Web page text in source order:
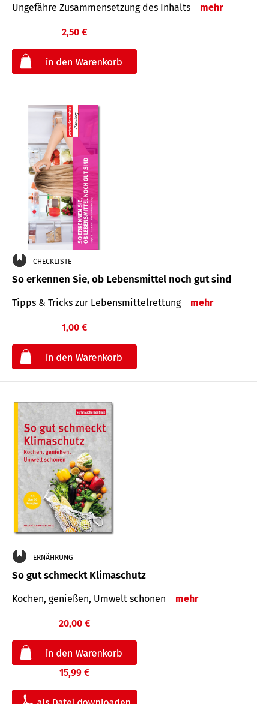
Ungefähre Zusammensetzung des Inhalts mehr
2,50 €
CHECKLISTE
So erkennen Sie, ob Lebensmittel noch gut sind
Tipps & Tricks zur Lebensmittelrettung mehr
1,00 €
ERNÄHRUNG
So gut schmeckt Klimaschutz
Kochen, genießen, Umwelt schonen mehr
20,00 €
15,99 €